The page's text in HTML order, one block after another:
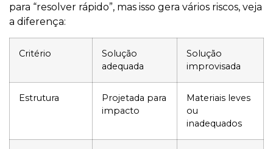
para “resolver rápido”, mas isso gera vários riscos, veja
a diferença:
Critério
Solução
adequada
Solução
improvisada
Estrutura
Projetada para
impacto
Materiais leves
ou
inadequados